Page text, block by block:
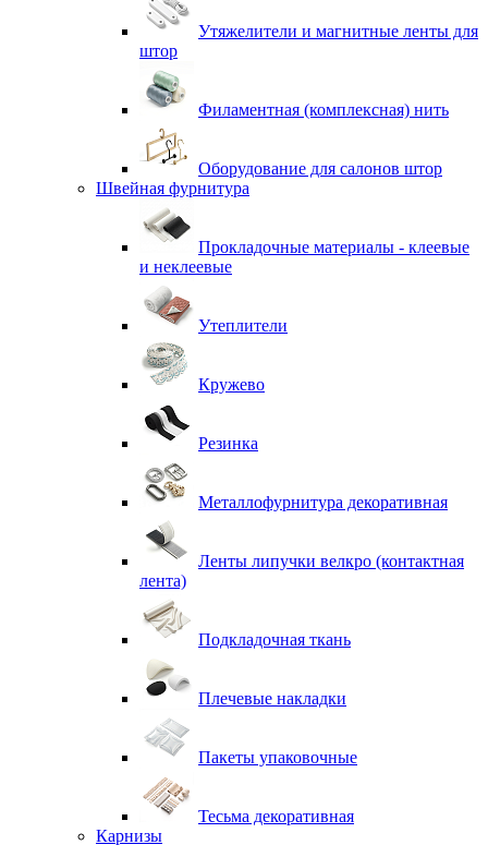
Утяжелители и магнитные ленты для
штор
Филаментная (комплексная) нить
Оборудование для салонов штор
Швейная фурнитура
Прокладочные материалы - клеевые
и неклеевые
Утеплители
Кружево
Резинка
Металлофурнитура декоративная
Ленты липучки велкро (контактная
лента)
Подкладочная ткань
Плечевые накладки
Пакеты упаковочные
Тесьма декоративная
Карнизы